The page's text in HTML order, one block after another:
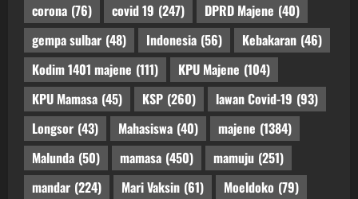
corona (76) covid 19 (247) DPRD Majene (40)
gempa sulbar (48) Indonesia (56) Kebakaran (46)
Kodim 1401 majene (111) KPU Majene (104)
KPU Mamasa (45) KSP (260) lawan Covid-19 (93)
Longsor (43) Mahasiswa (40) majene (1384)
Malunda (50) mamasa (450) mamuju (251)
mandar (224) Mari Vaksin (61) Moeldoko (79)